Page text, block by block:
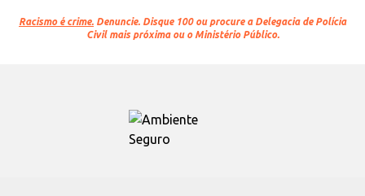
Racismo é crime. Denuncie. Disque 100 ou procure a Delegacia de Polícia
Civil mais próxima ou o Ministério Público.